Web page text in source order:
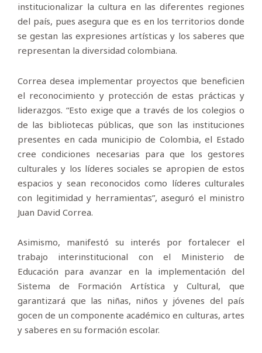
institucionalizar la cultura en las diferentes regiones
del país, pues asegura que es en los territorios donde
se gestan las expresiones artísticas y los saberes que
representan la diversidad colombiana.
Correa desea implementar proyectos que beneficien
el reconocimiento y protección de estas prácticas y
liderazgos. “Esto exige que a través de los colegios o
de las bibliotecas públicas, que son las instituciones
presentes en cada municipio de Colombia, el Estado
cree condiciones necesarias para que los gestores
culturales y los líderes sociales se apropien de estos
espacios y sean reconocidos como líderes culturales
con legitimidad y herramientas”, aseguró el ministro
Juan David Correa.
Asimismo, manifestó su interés por fortalecer el
trabajo interinstitucional con el Ministerio de
Educación para avanzar en la implementación del
Sistema de Formación Artística y Cultural, que
garantizará que las niñas, niños y jóvenes del país
gocen de un componente académico en culturas, artes
y saberes en su formación escolar.